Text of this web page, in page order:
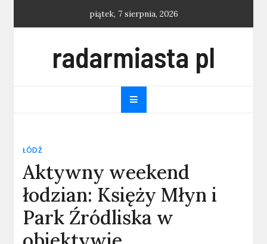
piątek, 7 sierpnia, 2026
radarmiasta pl
ŁÓDŹ
Aktywny weekend
łodzian: Księży Młyn i
Park Źródliska w